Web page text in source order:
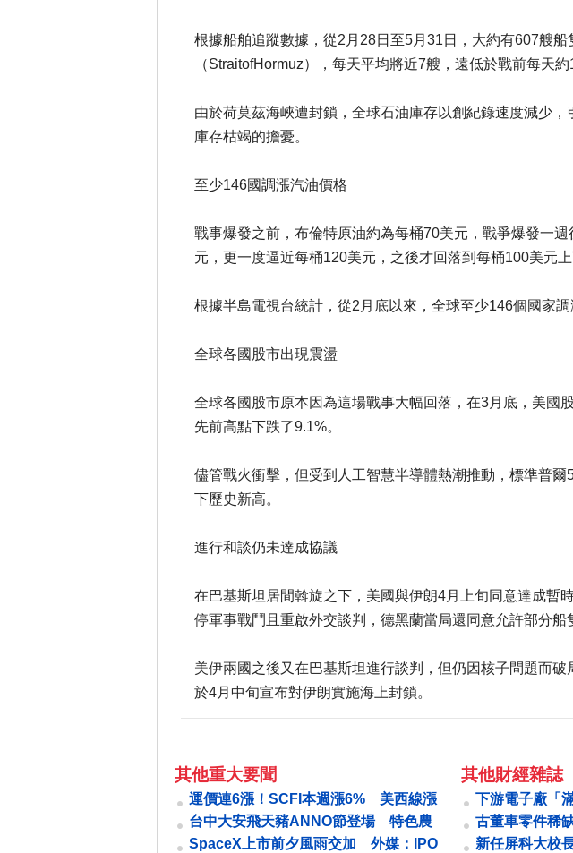
根據船舶追蹤數據，從2月28日至5月31日，大約有607艘船
（StraitofHormuz），每天平均將近7艘，遠低於戰前每天約
由於荷莫茲海峽遭封鎖，全球石油庫存以創紀錄速度減少，
庫存枯竭的擔憂。
至少146國調漲汽油價格
戰事爆發之前，布倫特原油約為每桶70美元，戰爭爆發一
元，更一度逼近每桶120美元，之後才回落到每桶100美元上
根據半島電視台統計，從2月底以來，全球至少146個國家調
全球各國股市出現震盪
全球各國股市原本因為這場戰事大幅回落，在3月底，美國
先前高點下跌了9.1%。
儘管戰火衝擊，但受到人工智慧半導體熱潮推動，標準普爾
下歷史新高。
進行和談仍未達成協議
在巴基斯坦居間斡旋之下，美國與伊朗4月上旬同意達成暫
停軍事戰鬥且重啟外交談判，德黑蘭當局還同意允許部分船
美伊兩國之後又在巴基斯坦進行談判，但仍因核子問題而破
於4月中旬宣布對伊朗實施海上封鎖。
其他重大要聞
運價連6漲！SCFI本週漲6% 美西線漲
幅逾9%
台中大安飛天豬ANNO節登場 特色農
產展現魅力
SpaceX上市前夕風雨交加 外媒：IPO
其他財經雜誌
下游電子廠「
電腦、板卡大
古董車零件稀
成為隱形冠軍
新任屏科大校